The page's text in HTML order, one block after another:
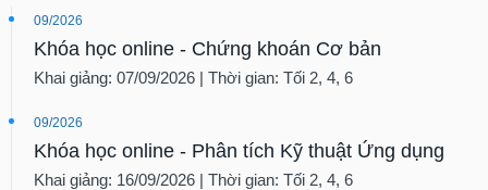
09/2026
Khóa học online - Chứng khoán Cơ bản
Khai giảng: 07/09/2026 | Thời gian: Tối 2, 4, 6
09/2026
Khóa học online - Phân tích Kỹ thuật Ứng dụng
Khai giảng: 16/09/2026 | Thời gian: Tối 2, 4, 6